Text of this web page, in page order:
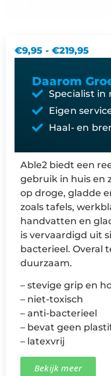
€9,95 - €219,95
Daarom
Specialist in
Eigen
Haal- en
Able2 biedt een
gebruik in huis en
op droge, gladde
zoals tafels,
handvatten en
is vervaardigd uit
bacterieel. Overal
duurzaam.
– stevige grip en
– niet-toxisch
– anti-bacterieel
– bevat geen
– latexvrij
Bekijk meer